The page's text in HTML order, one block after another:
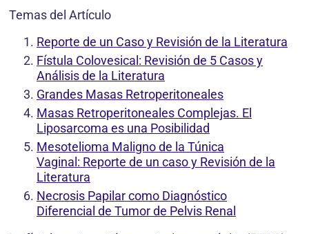
Temas del Artículo
Reporte de un Caso y Revisión de la Literatura
Fístula Colovesical: Revisión de 5 Casos y
Análisis de la Literatura
Grandes Masas Retroperitoneales
Masas Retroperitoneales Complejas. El
Liposarcoma es una Posibilidad
Mesotelioma Maligno de la Túnica
Vaginal: Reporte de un caso y Revisión de la
Literatura
Necrosis Papilar como Diagnóstico
Diferencial de Tumor de Pelvis Renal